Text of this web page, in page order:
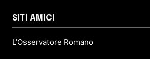
SITI AMICI
L’Osservatore Romano